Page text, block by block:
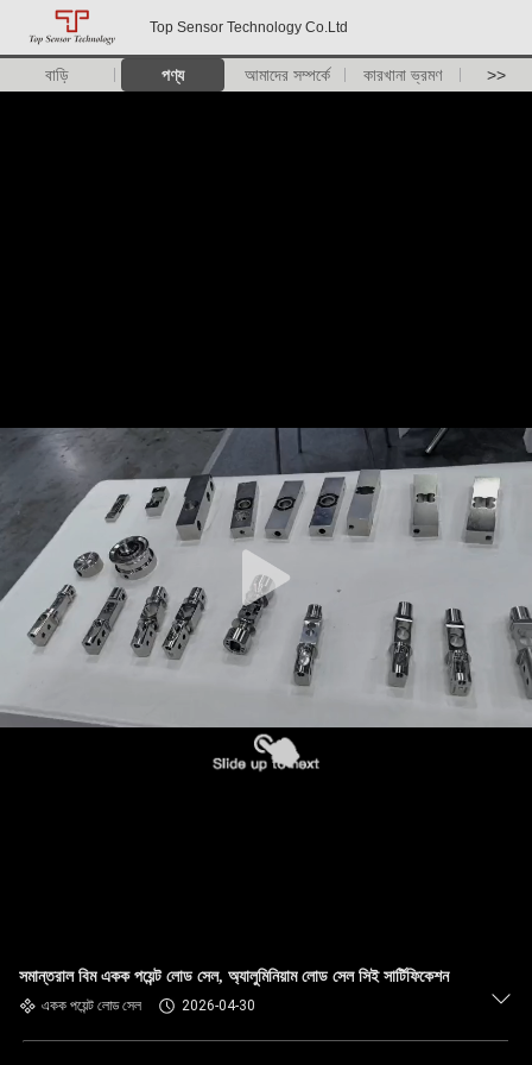
Top Sensor Technology Co.Ltd
বাড়ি পণ্য আমাদের সম্পর্কে কারখানা ভ্রমণ >>
সমান্তরাল বিম একক পয়েন্ট লোড সেল, অ্যালুমিনিয়াম লোড সেল সিই সার্টিফিকেশন
একক পয়েন্ট লোড সেল 2026-04-30